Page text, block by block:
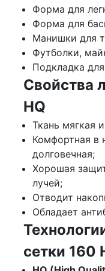
Форма для
Форма для
Манишки для
Футболки,
Подкладка
Свойства
HQ
Ткань мягкая
Комфортная в
долговечная;
Хорошая
лучей;
Отводит
Обладает
сетки 160